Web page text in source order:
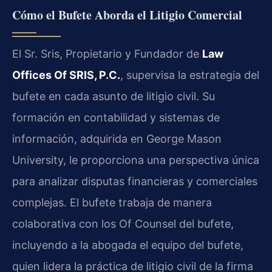
Cómo el Bufete Aborda el Litigio Comercial
El Sr. Sris, Propietario y Fundador de Law
Offices Of SRIS, P.C., supervisa la estrategia del
bufete en cada asunto de litigio civil. Su
formación en contabilidad y sistemas de
información, adquirida en George Mason
University, le proporciona una perspectiva única
para analizar disputas financieras y comerciales
complejas. El bufete trabaja de manera
colaborativa con los Of Counsel del bufete,
incluyendo a la abogada el equipo del bufete,
quien lidera la práctica de litigio civil de la firma